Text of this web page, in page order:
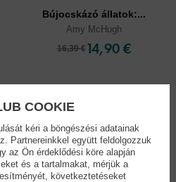
Bújocskázó állatok:...
Amy McHugh
16,39 € 14,90 €
COOKIE
kéri a böngészési adatainak
Partnereinkkel együtt feldolgozzuk
az Ön érdeklődési köre alapján
és a tartalmakat, mérjük a
következtetéseket